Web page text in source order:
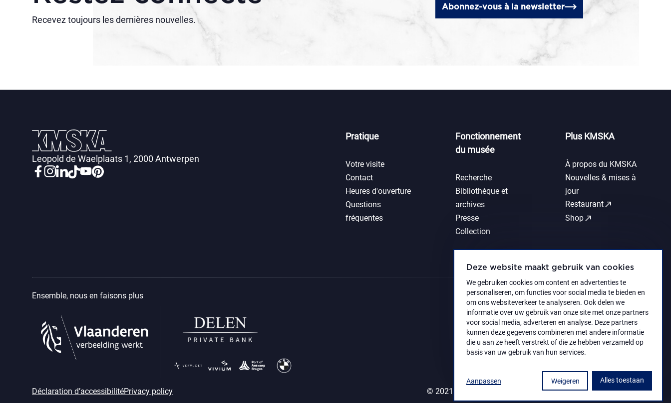
Deze website maakt gebruik van cookies
We gebruiken cookies om content en advertenties te
personaliseren, om functies voor social media te bieden en
om ons websiteverkeer te analyseren. Ook delen we
informatie over uw gebruik van onze site met onze partners
voor social media, adverteren en analyse. Deze partners
kunnen deze gegevens combineren met andere informatie
die u aan ze heeft verstrekt of die ze hebben verzameld op
basis van uw gebruik van hun services.
Aanpassen Weigeren Alles toestaan
Recevez toujours les dernières nouvelles.
Abonnez-vous à la newsletter
Leopold de Waelplaats 1, 2000 Antwerpen
Pratique
Votre visite
Contact
Heures d'ouverture
Questions
fréquentes
Fonctionnement
du musée
Recherche
Bibliothèque et
archives
Presse
Collection
Plus KMSKA
À propos du KMSKA
Nouvelles & mises à
jour
Restaurantcall_made
Shopcall_made
Ensemble, nous en faisons plus
Déclaration d’accessibilitéPrivacy policy © 2021 Koninklijk Museum voor Schone Kunsten Antwerpen